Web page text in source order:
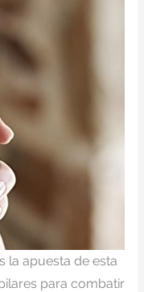
la apuesta de esta
para combatir